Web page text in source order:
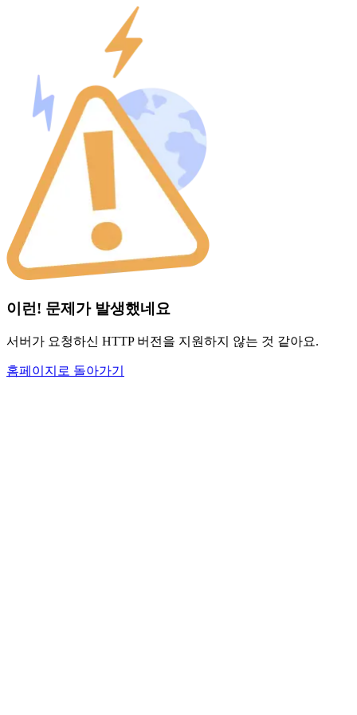
이런! 문제가 발생했네요
서버가 요청하신 HTTP 버전을 지원하지 않는 것 같아요.
홈페이지로 돌아가기